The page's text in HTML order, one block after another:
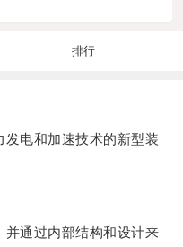
排行
电和加速技术的新型装
通过内部结构和设计来